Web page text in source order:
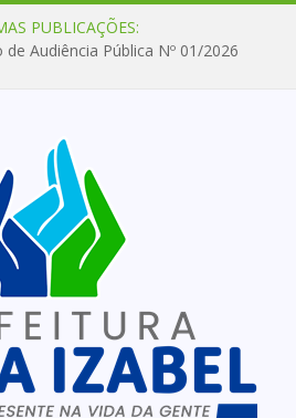
PUBLICAÇÕES:
Audiência Pública Nº 01/2026